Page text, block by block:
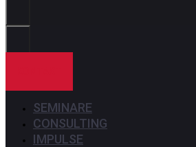
SEMINARE
CONSULTING
IMPULSE